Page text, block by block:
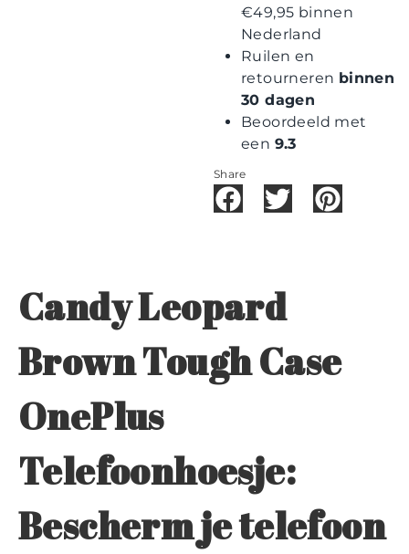
€49,95 binnen
Nederland
Ruilen en
retourneren binnen
30 dagen
Beoordeeld met
een 9.3
Share
Candy Leopard
Brown Tough Case
OnePlus
Telefoonhoesje:
Bescherm je telefoon